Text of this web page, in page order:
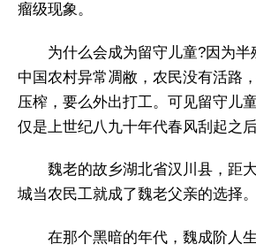
瘤级现象。
为什么会成为留守儿童?因为半
中国农村异常凋敝，农民没有活路
压榨，要么外出打工。可见留守儿
仅是上世纪八九十年代春风刮起之后
魏老的故乡湖北省汉川县，距
城当农民工就成了魏老父亲的选择。
在那个黑暗的年代，魏成阶人